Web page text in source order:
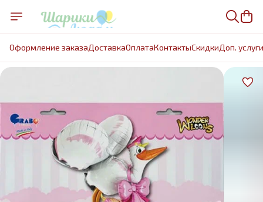
Оформление заказаДоставкаОплатаКонтактыCкидкиДоп. услуги